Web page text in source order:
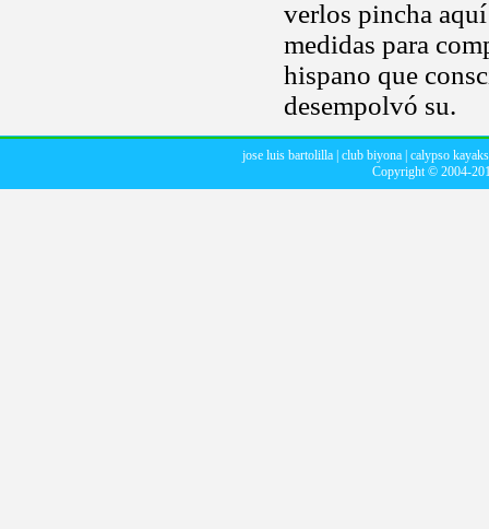
verlos pincha
medidas para
hispano que
desempolvó su.
jose luis bartolilla| club biyona| calypso kayaks
Copyright © 2004-